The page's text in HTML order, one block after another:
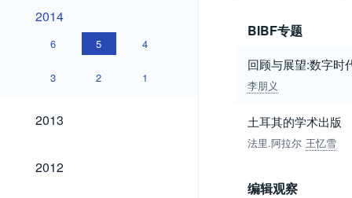
2014
2014
6 5 4
3 2 1
2013
2013
2012
2012
BIBF专题
回顾与展望:数字时
李朋义
土耳其的学术出版
法里.阿拉尔 王忆雪
编辑观察